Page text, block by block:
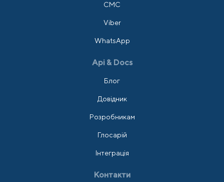
СМС
Viber
WhatsApp
Api & Docs
Блог
Довідник
Розробникам
Глосарій
Інтеграція
Контакти